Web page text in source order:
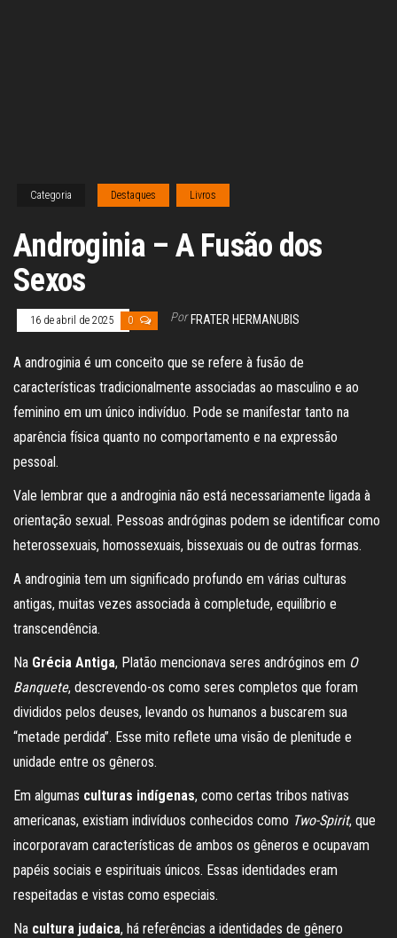
Categoria Destaques Livros
Androginia – A Fusão dos
Sexos
16 de abril de 2025 0 Por FRATER HERMANUBIS
A androginia é um conceito que se refere à fusão de
características tradicionalmente associadas ao masculino e ao
feminino em um único indivíduo. Pode se manifestar tanto na
aparência física quanto no comportamento e na expressão
pessoal.
Vale lembrar que a androginia não está necessariamente ligada à
orientação sexual. Pessoas andróginas podem se identificar como
heterossexuais, homossexuais, bissexuais ou de outras formas.
A androginia tem um significado profundo em várias culturas
antigas, muitas vezes associada à completude, equilíbrio e
transcendência.
Na Grécia Antiga, Platão mencionava seres andróginos em O
Banquete, descrevendo-os como seres completos que foram
divididos pelos deuses, levando os humanos a buscarem sua
“metade perdida”. Esse mito reflete uma visão de plenitude e
unidade entre os gêneros.
Em algumas culturas indígenas, como certas tribos nativas
americanas, existiam indivíduos conhecidos como Two-Spirit, que
incorporavam características de ambos os gêneros e ocupavam
papéis sociais e espirituais únicos. Essas identidades eram
respeitadas e vistas como especiais.
Na cultura judaica, há referências a identidades de gênero